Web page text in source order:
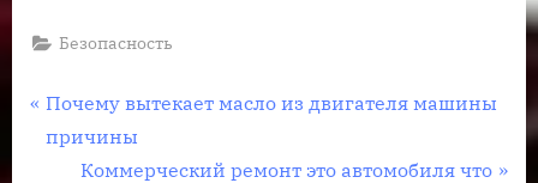
Безопасность
Навигация
по
П
р
Почему вытекает масло из двигателя машины
причины
С
Коммерческий ремонт это автомобиля что